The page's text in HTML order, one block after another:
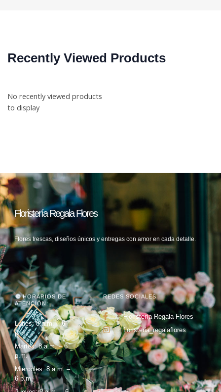
Recently Viewed Products
No recently viewed products
to display
REDES SOCIALES
Floristería Regala Flores
floristeria_regalaflores
HORARIOS DE
ATENCIÓN:
Lunes: 8 a.m. – 6
p.m.
Martes: 8 a.m. – 6
p.m.
Miercoles: 8 a.m. –
6 p.m.
Floristería Regala Flores
Flores frescas, diseños únicos y entregas con amor en cada detalle.